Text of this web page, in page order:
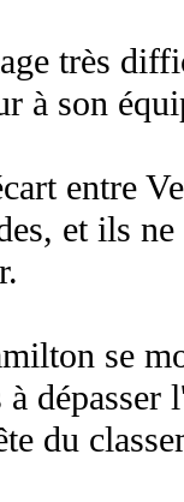
très
à son
entre
et ils
se
à
du